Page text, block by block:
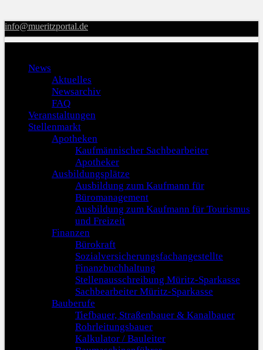
info@mueritzportal.de
News
Aktuelles
Newsarchiv
FAQ
Veranstaltungen
Stellenmarkt
Apotheken
Kaufmännischer Sachbearbeiter
Apotheker
Ausbildungsplätze
Ausbildung zum Kaufmann für
Büromanagement
Ausbildung zum Kaufmann für Tourismus
und Freizeit
Finanzen
Bürokraft
Sozialversicherungsfachangestellte
Finanzbuchhaltung
Stellenausschreibung Müritz-Sparkasse
Sachbearbeiter Müritz-Sparkasse
Bauberufe
Tiefbauer, Straßenbauer & Kanalbauer
Rohrleitungsbauer
Kalkulator / Bauleiter